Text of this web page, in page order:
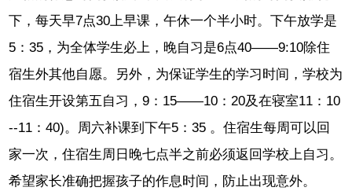
下，每天早7点30上早课，午休一个半小时。下午放学是
5：35，为全体学生必上，晚自习是6点40——9:10除住
宿生外其他自愿。另外，为保证学生的学习时间，学校为
住宿生开设第五自习，9：15——10：20及在寝室11：10
--11：40)。周六补课到下午5：35 。住宿生每周可以回
家一次，住宿生周日晚七点半之前必须返回学校上自习。
希望家长准确把握孩子的作息时间，防止出现意外。